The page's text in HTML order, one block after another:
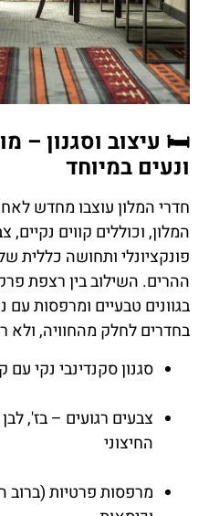
להזמנת
חדר במלון
לחצו
כאן
🛏️ עיצוב וסגנון –
ונעים במיוחד
חדרי המלון עוצבו מחדש
המלון, וכוללים קווים נקיים,
פונקציונלי ותחושה כללית
ההרים. השילוב בין רצפת
בגוונים טבעיים ומרפסות
בחדרים לחלק מהחוויה, ולא
סגנון סקנדינבי נקי עם
צבעים רגועים – בז',
החיצוני
מרפסות פרטיות (ברוב